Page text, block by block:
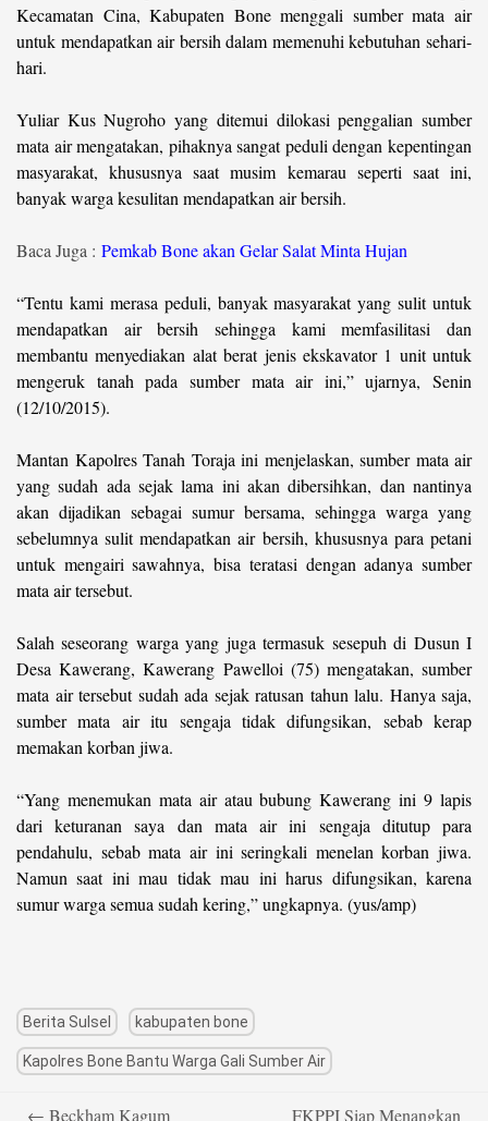
Kecamatan Cina, Kabupaten Bone menggali sumber mata air
untuk mendapatkan air bersih dalam memenuhi kebutuhan sehari-
hari.
Yuliar Kus Nugroho yang ditemui dilokasi penggalian sumber
mata air mengatakan, pihaknya sangat peduli dengan kepentingan
masyarakat, khususnya saat musim kemarau seperti saat ini,
banyak warga kesulitan mendapatkan air bersih.
Baca Juga : Pemkab Bone akan Gelar Salat Minta Hujan
“Tentu kami merasa peduli, banyak masyarakat yang sulit untuk
mendapatkan air bersih sehingga kami memfasilitasi dan
membantu menyediakan alat berat jenis ekskavator 1 unit untuk
mengeruk tanah pada sumber mata air ini,” ujarnya, Senin
(12/10/2015).
Mantan Kapolres Tanah Toraja ini menjelaskan, sumber mata air
yang sudah ada sejak lama ini akan dibersihkan, dan nantinya
akan dijadikan sebagai sumur bersama, sehingga warga yang
sebelumnya sulit mendapatkan air bersih, khususnya para petani
untuk mengairi sawahnya, bisa teratasi dengan adanya sumber
mata air tersebut.
Salah seseorang warga yang juga termasuk sesepuh di Dusun I
Desa Kawerang, Kawerang Pawelloi (75) mengatakan, sumber
mata air tersebut sudah ada sejak ratusan tahun lalu. Hanya saja,
sumber mata air itu sengaja tidak difungsikan, sebab kerap
memakan korban jiwa.
“Yang menemukan mata air atau bubung Kawerang ini 9 lapis
dari keturanan saya dan mata air ini sengaja ditutup para
pendahulu, sebab mata air ini seringkali menelan korban jiwa.
Namun saat ini mau tidak mau ini harus difungsikan, karena
sumur warga semua sudah kering,” ungkapnya. (yus/amp)
Berita Sulsel kabupaten bone
Kapolres Bone Bantu Warga Gali Sumber Air
← Beckham Kagum FKPPI Siap Menangkan